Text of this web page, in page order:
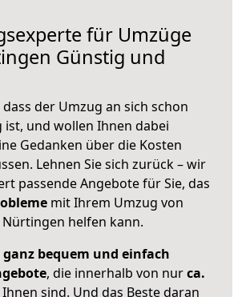
für Umzüge
Günstig und
der Umzug an sich schon
ist, und wollen Ihnen dabei
Gedanken über die Kosten
Lehnen Sie sich zurück – wir
passende Angebote für Sie, das
mit Ihrem Umzug von
helfen kann.
ganz bequem und einfach
, die innerhalb von nurca.
sind. Und das Beste daran